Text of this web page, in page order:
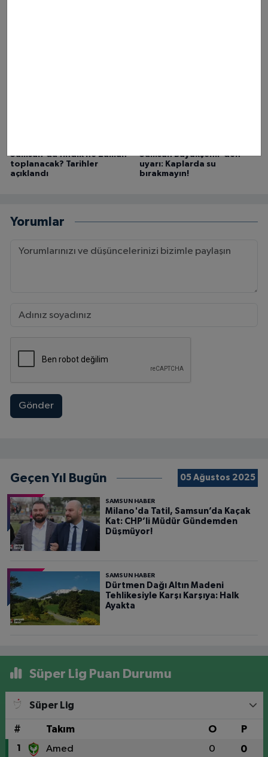
Samsun'da fındık ne zaman
toplanacak? Tarihler
açıklandı
Samsun Büyükşehir'den
uyarı: Kaplarda su
bırakmayın!
Yorumlar
Gönder
Geçen Yıl Bugün 05 Ağustos 2025
SAMSUN HABER
Milano'da Tatil, Samsun’da Kaçak
Kat: CHP’li Müdür Gündemden
Düşmüyor!
SAMSUN HABER
Dürtmen Dağı Altın Madeni
Tehlikesiyle Karşı Karşıya: Halk
Ayakta
Süper Lig Puan Durumu
Süper Lig
# Takım O P
1 Amed 0 0